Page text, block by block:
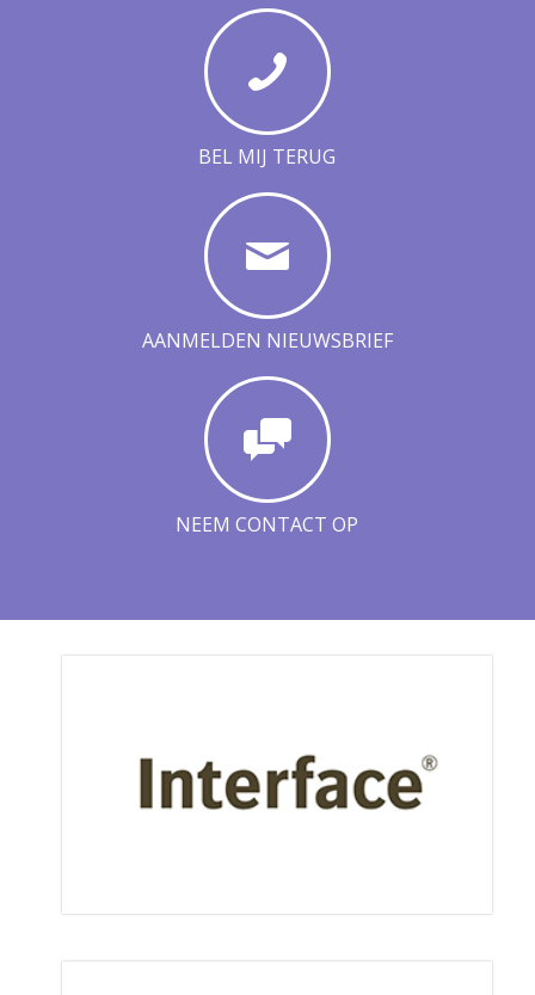
BEL MIJ TERUG
AANMELDEN NIEUWSBRIEF
NEEM CONTACT OP